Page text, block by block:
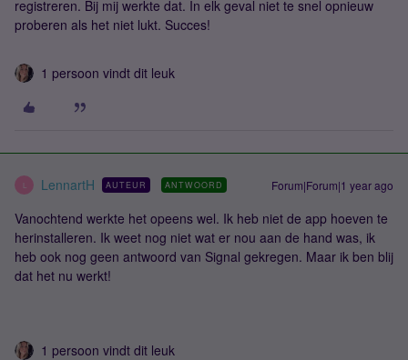
registreren. Bij mij werkte dat. In elk geval niet te snel opnieuw
proberen als het niet lukt. Succes!
1 persoon vindt dit leuk
LennartH AUTEUR ANTWOORD Forum|Forum|1 year ago
Vanochtend werkte het opeens wel. Ik heb niet de app hoeven te
herinstalleren. Ik weet nog niet wat er nou aan de hand was, ik
heb ook nog geen antwoord van Signal gekregen. Maar ik ben blij
dat het nu werkt!
1 persoon vindt dit leuk